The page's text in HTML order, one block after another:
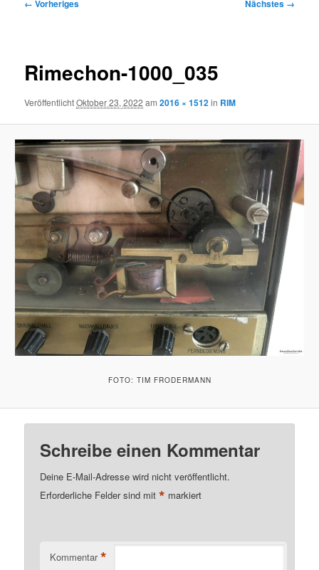
← Vorheriges Nächstes →
Rimechon-1000_035
VeröffentlichtOktober 23, 2022 am2016 × 1512in RIM
FOTO: TIM FRODERMANN
Schreibe einen Kommentar
Deine E-Mail-Adresse wird nicht veröffentlicht.
Erforderliche Felder sind mit* markiert
Kommentar *